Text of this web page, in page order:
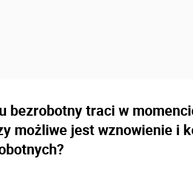
bezrobotny traci w
możliwe jest wznowienie i